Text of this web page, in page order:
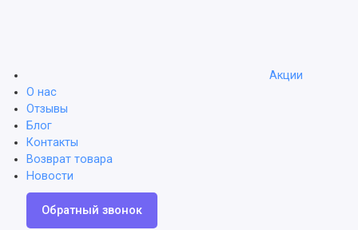
Акции
О нас
Отзывы
Блог
Контакты
Возврат товара
Новости
Обратный звонок